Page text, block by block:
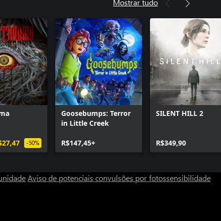
-50%
Goosebumps: Terror
in Little Creek
R$147,45+
SILENT HILL 2
R$349,90
Aviso de potenciais convulsões por fotossensibilidade